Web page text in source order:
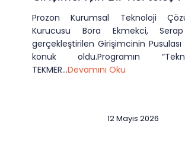
Prozon Kurumsal Teknoloji
Kurucusu Bora Ekmekci,
gerçekleştirilen Girişimcinin Pusulası
konuk oldu.Programın
TEKMER...Devamını Oku
12 Mayıs 2026